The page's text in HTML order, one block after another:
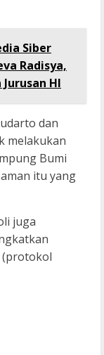
Siber
Radisya,
HI
dan
melakukan
Bumi
itu yang
juga
(protokol